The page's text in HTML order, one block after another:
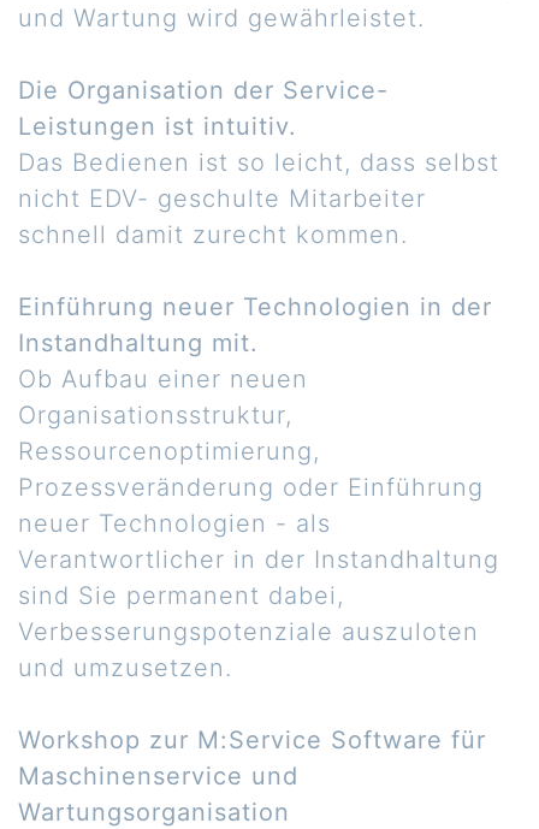
und Wartung wird gewährleistet.
Die Organisation der Service-
Leistungen ist intuitiv.
Das Bedienen ist so leicht, dass selbst
nicht EDV- geschulte Mitarbeiter
schnell damit zurecht kommen.
Einführung neuer Technologien in der
Instandhaltung mit.
Ob Aufbau einer neuen
Organisationsstruktur,
Ressourcenoptimierung,
Prozessveränderung oder Einführung
neuer Technologien - als
Verantwortlicher in der Instandhaltung
sind Sie permanent dabei,
Verbesserungspotenziale auszuloten
und umzusetzen.
Workshop zur M:Service Software für
Maschinenservice und
Wartungsorganisation